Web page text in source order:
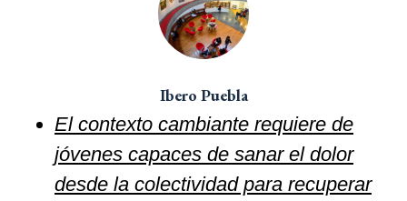
Ibero Puebla
El contexto cambiante requiere de
jóvenes capaces de sanar el dolor
desde la colectividad para recuperar